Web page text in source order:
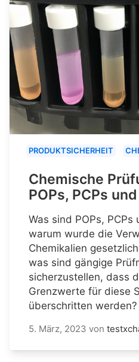
PRODUKTSICHERHEIT
Chemische
POPs, PCPs und
Was sind POPs, PCPs
warum wurde die
Chemikalien
was sind gängige
sicherzustellen, dass
Grenzwerte für diese
überschritten werden?
5. März, 2023 von